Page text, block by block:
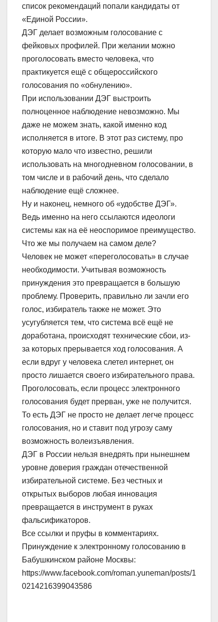
список рекомендаций попали кандидаты от
«Единой России».
ДЭГ делает возможным голосование с
фейковых профилей. При желании можно
проголосовать вместо человека, что
практикуется ещё с общероссийского
голосования по «обнулению».
При использовании ДЭГ выстроить
полноценное наблюдение невозможно. Мы
даже не можем знать, какой именно код
исполняется в итоге. В этот раз систему, про
которую мало что известно, решили
использовать на многодневном голосовании, в
том числе и в рабочий день, что сделало
наблюдение ещё сложнее.
Ну и наконец, немного об «удобстве ДЭГ».
Ведь именно на него ссылаются идеологи
системы как на её неоспоримое преимущество.
Что же мы получаем на самом деле?
Человек не может «переголосовать» в случае
необходимости. Учитывая возможность
принуждения это превращается в большую
проблему. Проверить, правильно ли зачли его
голос, избиратель также не может. Это
усугубляется тем, что система всё ещё не
доработана, происходят технические сбои, из-
за которых прерывается ход голосования. А
если вдруг у человека слетел интернет, он
просто лишается своего избирательного права.
Проголосовать, если процесс электронного
голосования будет прерван, уже не получится.
То есть ДЭГ не просто не делает легче процесс
голосования, но и ставит под угрозу саму
возможность волеизъявления.
ДЭГ в России нельзя внедрять при нынешнем
уровне доверия граждан отечественной
избирательной системе. Без честных и
открытых выборов любая инновация
превращается в инструмент в руках
фальсификаторов.
Все ссылки и пруфы в комментариях.
Принуждение к электронному голосованию в
Бабушкинском районе Москвы:
https://www.facebook.com/roman.yuneman/posts/1
0214216399043586